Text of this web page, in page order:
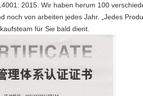
2015. Wir haben herum 100
noch von arbeiten jedes Jahr. „Jedes
für Sie bald dient.